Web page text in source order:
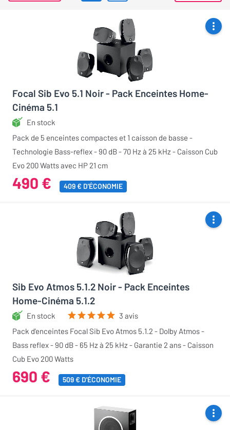
Focal Sib Evo 5.1 Noir - Pack Enceintes Home-
Cinéma 5.1
En stock
Pack de 5 enceintes compactes et 1 caisson de basse -
Technologie Bass-reflex - 90 dB - 70 Hz à 25 kHz - Caisson Cub
Evo 200 Watts avec HP 21 cm
490 € 409 € D'ÉCONOMIE
Sib Evo Atmos 5.1.2 Noir - Pack Enceintes
Home-Cinéma 5.1.2
En stock
3 avis
Pack d'enceintes Focal Sib Evo Atmos 5.1.2 - Dolby Atmos -
Bass reflex - 90 dB - 65 Hz à 25 kHz - Garantie 2 ans - Caisson
Cub Evo 200 Watts
690 € 509 € D'ÉCONOMIE